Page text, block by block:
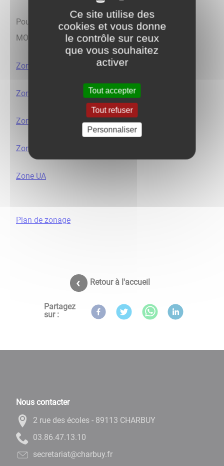
Pour toute question d'urbanisme contacter Mme
MOISSET en Mairie (absente le mercredi).
Zone A
Zone 1AU
Zone 2AU
Zone N
Zone UA
Plan de zonage
Retour à l'accueil
Partagez
sur :
Nous contacter
2 rue des écoles - 89113 CHARBUY
01.31.74.68.30
rf.yubrahc@tairaterces
Ce site utilise des
cookies et vous donne
le contrôle sur ceux
que vous souhaitez
activer
Tout accepter
Tout refuser
Personnaliser